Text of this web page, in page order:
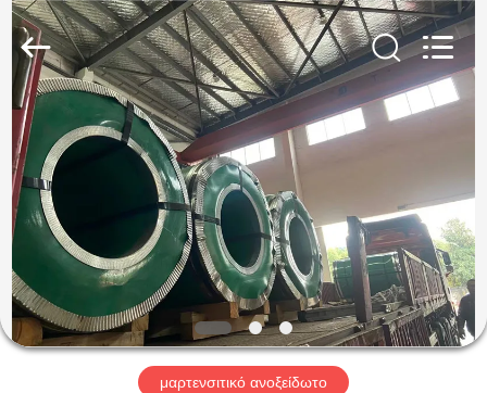
ΣΠΊΤΙ
ΠΡΟΪΌΝΤΑ
ΒΊΝΤΕΟ
ΠΕΡΊΠΟΥ
ΕΜΕΊΣ
Special
Steel
Co.,
Ltd.
Rights
Reserved.
μαρτενσιτικό ανοξείδωτο